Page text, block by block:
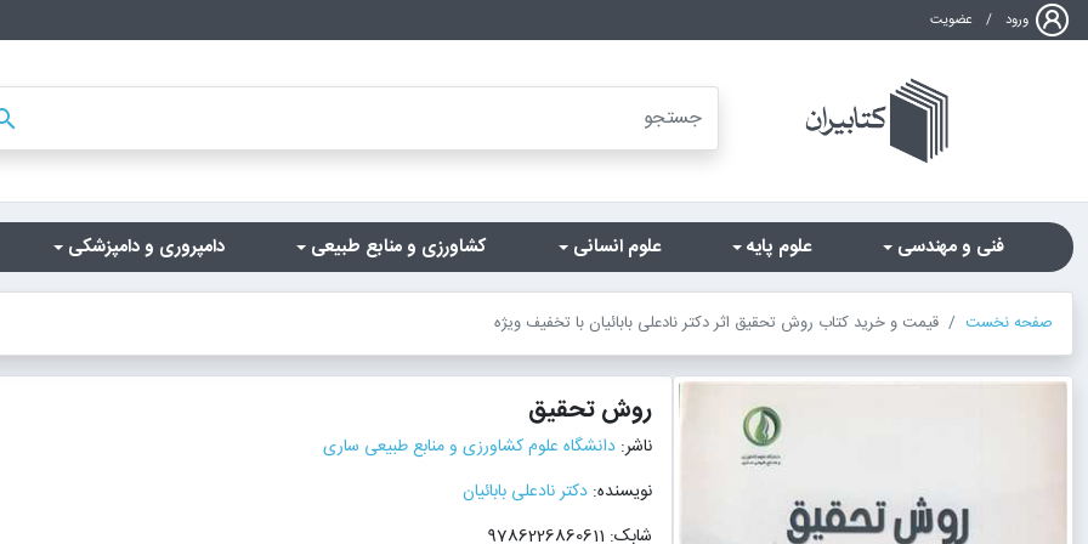
ورود / عضویت
فنی و مهندسی علوم پایه علوم انسانی کشاورزی و منابع طبیعی دامپروری و دامپزشکی
صفحه نخست قیمت و خرید کتاب روش تحقیق اثر دکتر نادعلی بابائیان با تخفیف ویژه
روش تحقیق
ناشر: دانشگاه علوم کشاورزی و منابع طبیعی ساری
نویسنده: دکتر نادعلی بابائیان
شابک: 9786226860611